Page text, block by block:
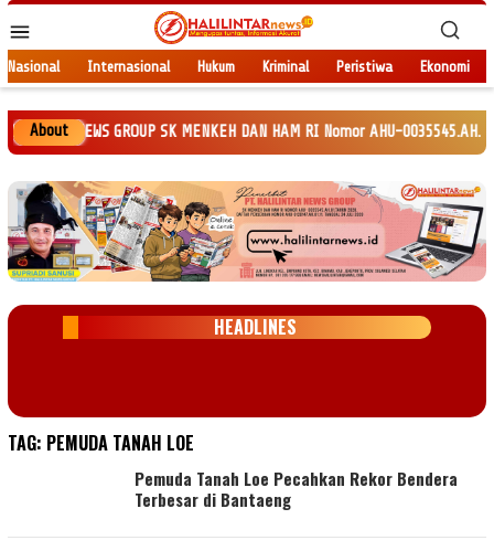
ke
kontenMobile
Nasional Internasional Hukum Kriminal Peristiwa Ekonomi
About
NEWS GROUP SK MENKEH DAN HAM RI Nomor AHU-
HEADLINES
TAG: PEMUDA TANAH LOE
Pemuda Tanah Loe Pecahkan Rekor Bendera
Terbesar di Bantaeng